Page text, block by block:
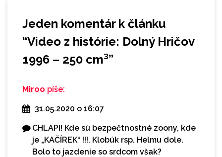
Jeden komentár k článku
“Video z histórie: Dolný Hričov
1996 – 250 cm³”
Miroo píše:
31.05.2020 o 16:07
CHLAPI! Kde sú bezpečtnostné zoony, kde
je „KAČÍREK“ !!!. Klobúk rsp. Helmu dole.
Bolo to jazdenie so srdcom však?